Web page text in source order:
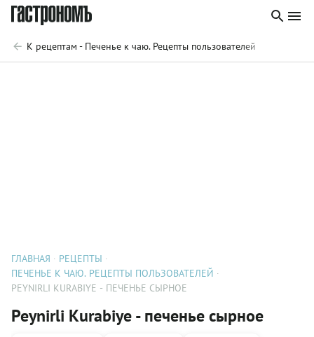
К рецептам - Печенье к чаю. Рецепты пользователей
ГЛАВНАЯ
РЕЦЕПТЫ
ПЕЧЕНЬЕ К ЧАЮ. РЕЦЕПТЫ ПОЛЬЗОВАТЕЛЕЙ
PEYNIRLI KURABIYE - ПЕЧЕНЬЕ СЫРНОЕ
Peynirli Kurabiye - печенье сырное